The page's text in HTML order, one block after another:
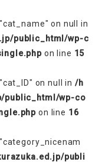
on null in
public_html/wp-c
on line 15
on null in /h
public_html/wp-co
on line 16
publi